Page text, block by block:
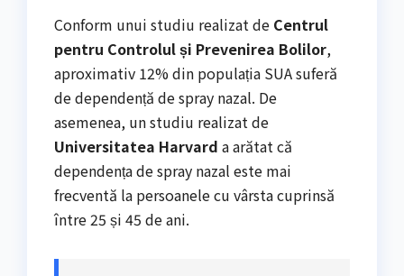
Conform unui studiu realizat de Centrul
pentru Controlul și Prevenirea Bolilor,
aproximativ 12% din populația SUA suferă
de dependență de spray nazal. De
asemenea, un studiu realizat de
Universitatea Harvard a arătat că
dependența de spray nazal este mai
frecventă la persoanele cu vârsta cuprinsă
între 25 și 45 de ani.